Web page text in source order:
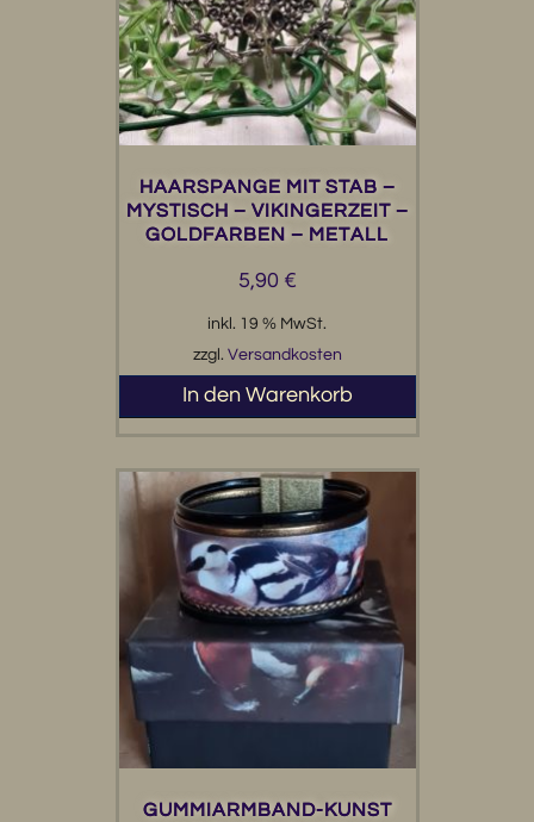
HAARSPANGE MIT STAB –
MYSTISCH – VIKINGERZEIT –
GOLDFARBEN – METALL
5,90 €
inkl. 19 % MwSt.
zzgl. Versandkosten
In den Warenkorb
GUMMIARMBAND-KUNST